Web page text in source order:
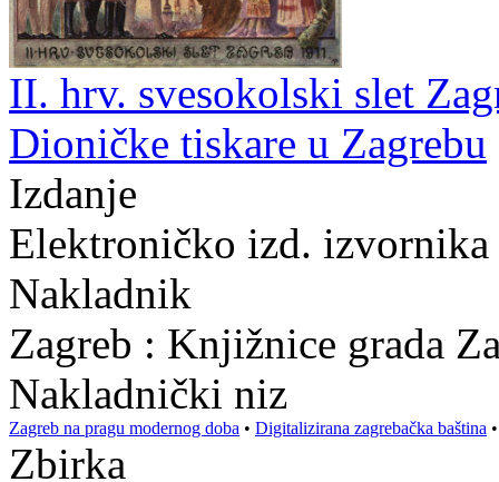
II. hrv. svesokolski slet
Dioničke tiskare u Zagrebu
Izdanje
Elektroničko izd.
Nakladnik
Zagreb : Knjižnice grada
Nakladnički niz
Zagreb na pragu modernog doba • Digitalizirana zagrebačka baština
Zbirka